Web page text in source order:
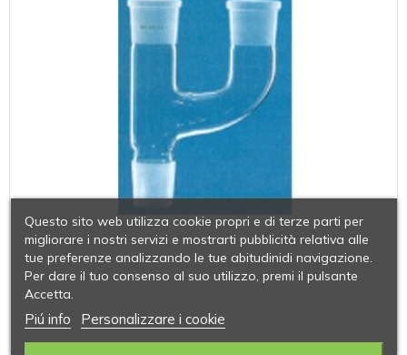
Questo sito web utilizza cookie propri e di terze parti per
migliorare i nostri servizi e mostrarti pubblicità relativa alle
tue preferenze analizzando le tue abitudinidi navigazione.
Per dare il tuo consenso al suo utilizzo, premi il pulsante
Accetta.
Piú info Personalizzare i cookie